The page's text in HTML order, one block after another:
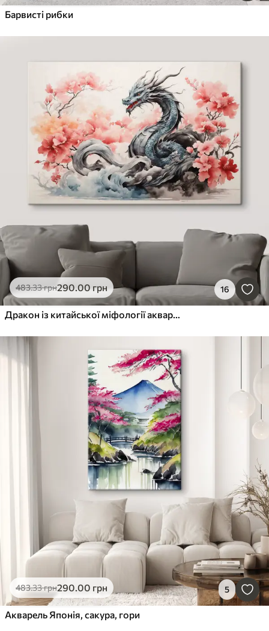
Барвисті рибки
483.33грн290.00 грн 16
Дракон із китайської міфології аквареллю
483.33грн290.00 грн 5
Акварель Японія, сакура, гори